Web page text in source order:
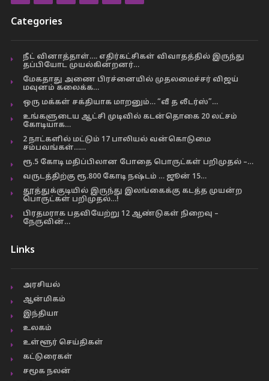
Categories
நீட் வினாத்தாள்…. எதிர்கட்சிகள் விவாதத்தில் இருந்து
தப்பியோட முயல்கின்றனர்…
மேகதாது அணை பிரச்னையில் முதலமைச்சர் விஜய்
மவுனம் கலைக்க…
ஒரு மக்கள் சக்தியாக மாறனும்… “வீ த லீடர்ஸ்”…
உங்களுடைய ஆட்சி முடிவில் கடன்தொகை 20 லட்சம்
கோடியாக…
2 நாட்களில் மட்டும் 17 பாலியல் வன்கொடுமை
சம்பவங்கள்……
ரூ.5 கோடி மதிப்பிலான போதை பொருட்கள் பறிமுதல் –…
வருடத்திற்கு ரூ.800 கோடி நஷ்டம் … ஜூன் 15…
தூத்துக்குடியில் இருந்து இலங்கைக்கு கடத்த முயன்ற
பொருட்கள் பறிமுதல்…!
பிரதமராக பதவியேற்று 12 ஆண்டுகள் நிறைவு –
நேருவின்…
Links
அரசியல்
ஆன்மிகம்
இந்தியா
உலகம்
உள்ளூர் செய்திகள்
கட்டுரைகள்
சமூக நலன்